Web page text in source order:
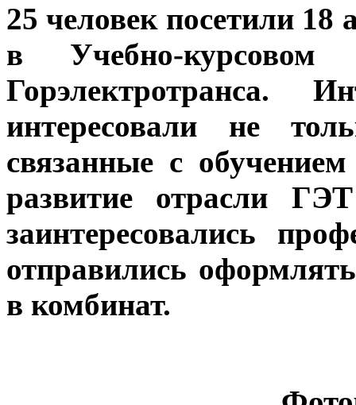
25 человек посетили
в Учебно-курсовом
Горэлектротранса.
интересовали не
связанные с
развитие отрасли
заинтересовались
отправились
в комбинат.